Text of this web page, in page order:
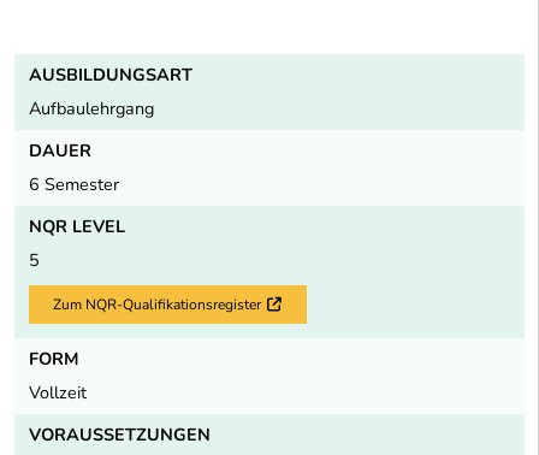
AUSBILDUNGSART
Aufbaulehrgang
DAUER
6 Semester
NQR LEVEL
5
Zum NQR-Qualifikationsregister Externer Link
FORM
Vollzeit
VORAUSSETZUNGEN